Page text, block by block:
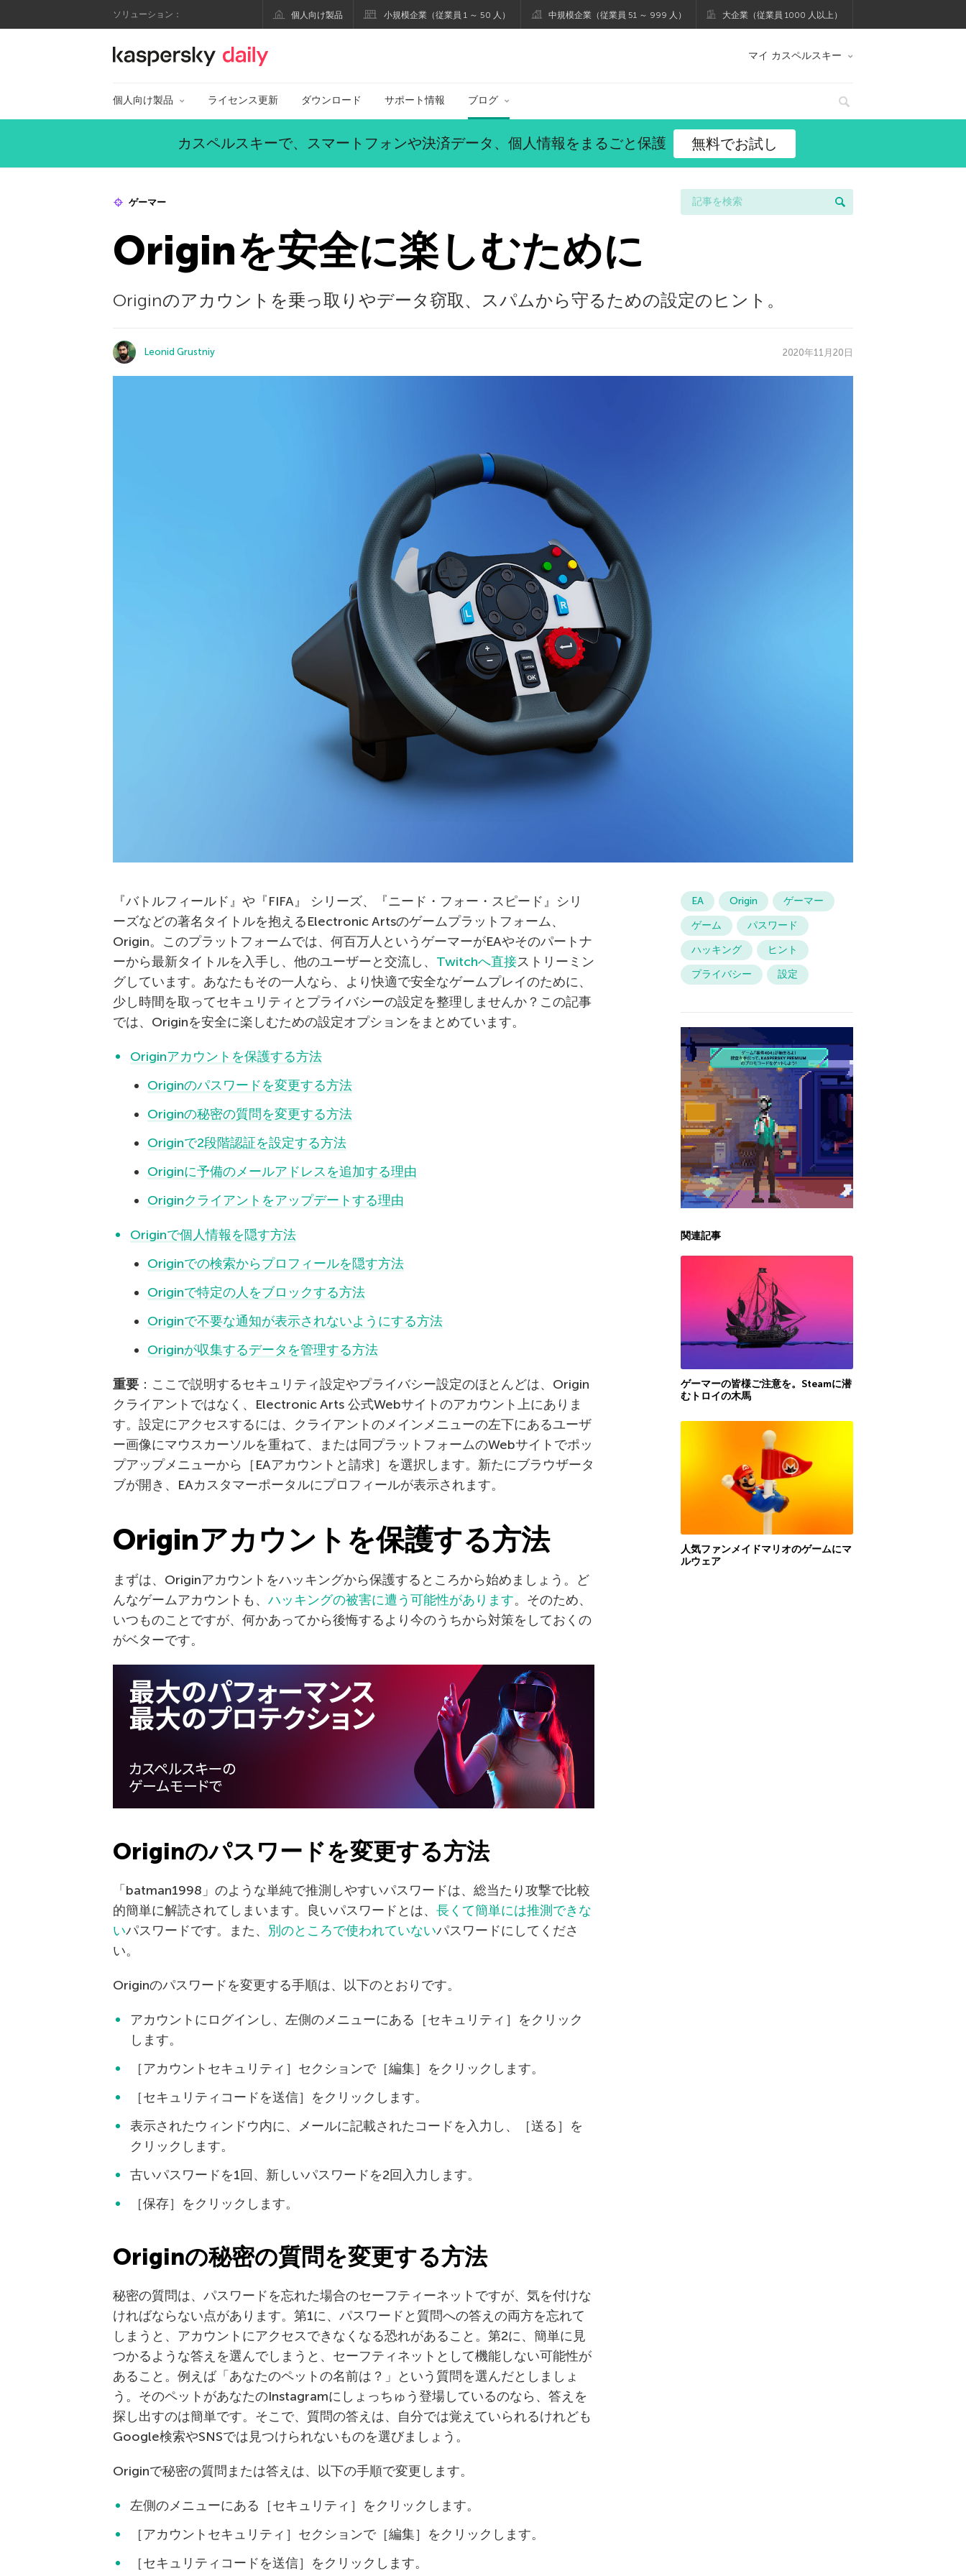
ソリューション： 個人向け製品 小規模企業（従業員 1 ～ 50 人） 中規模企業（従業員 51 ～ 999 人） 大企業（従業員 1000 人以上）
カスペルスキー公式ブログ マイ カスペルスキー
個人向け製品 ライセンス更新 ダウンロード サポート情報 ブログ
カスペルスキーで、スマートフォンや決済データ、個人情報をまるごと保護 無料でお試し
ゲーマー
Originを安全に楽しむために
Originのアカウントを乗っ取りやデータ窃取、スパムから守るための設定のヒント。
Leonid Grustniy 2020年11月20日
『バトルフィールド』や『FIFA』 シリーズ、『ニード・フォー・スピード』シリ
ーズなどの著名タイトルを抱えるElectronic Artsのゲームプラットフォーム、
Origin。このプラットフォームでは、何百万人というゲーマーがEAやそのパートナ
ーから最新タイトルを入手し、他のユーザーと交流し、 Twitchへ直接ストリーミン
グしています。あなたもその一人なら、より快適で安全なゲームプレイのために、
少し時間を取ってセキュリティとプライバシーの設定を整理しませんか？この記事
では、Originを安全に楽しむための設定オプションをまとめています。
Originアカウントを保護する方法
Originのパスワードを変更する方法
Originの秘密の質問を変更する方法
Originで2段階認証を設定する方法
Originに予備のメールアドレスを追加する理由
Originクライアントをアップデートする理由
Originで個人情報を隠す方法
Originでの検索からプロフィールを隠す方法
Originで特定の人をブロックする方法
Originで不要な通知が表示されないようにする方法
Originが収集するデータを管理する方法
重要 ：ここで説明するセキュリティ設定やプライバシー設定のほとんどは、Origin
クライアントではなく、Electronic Arts 公式Webサイトのアカウント上にありま
す。設定にアクセスするには、クライアントのメインメニューの左下にあるユーザ
ー画像にマウスカーソルを重ねて、または同プラットフォームのWebサイトでポッ
プアップメニューから［EAアカウントと請求］を選択します。新たにブラウザータ
ブが開き、EAカスタマーポータルにプロフィールが表示されます。
Originアカウントを保護する方法
まずは、Originアカウントをハッキングから保護するところから始めましょう。ど
んなゲームアカウントも、 ハッキングの被害に遭う可能性があります。そのため、
いつものことですが、何かあってから後悔するより今のうちから対策をしておくの
がベターです。
Originのパスワードを変更する方法
「batman1998」のような単純で推測しやすいパスワードは、総当たり攻撃で比較
的簡単に解読されてしまいます。良いパスワードとは、 長くて簡単には推測できな
いパスワードです。また、 別のところで使われていないパスワードにしてくださ
い。
Originのパスワードを変更する手順は、以下のとおりです。
アカウントにログインし、左側のメニューにある［セキュリティ］をクリック
します。
［アカウントセキュリティ］セクションで［編集］をクリックします。
［セキュリティコードを送信］をクリックします。
表示されたウィンドウ内に、メールに記載されたコードを入力し、［送る］を
クリックします。
古いパスワードを1回、新しいパスワードを2回入力します。
［保存］をクリックします。
Originの秘密の質問を変更する方法
秘密の質問は、パスワードを忘れた場合のセーフティーネットですが、気を付けな
ければならない点があります。第1に、パスワードと質問への答えの両方を忘れて
しまうと、アカウントにアクセスできなくなる恐れがあること。第2に、簡単に見
つかるような答えを選んでしまうと、セーフティネットとして機能しない可能性が
あること。例えば「あなたのペットの名前は？」という質問を選んだとしましょ
う。そのペットがあなたのInstagramにしょっちゅう登場しているのなら、答えを
探し出すのは簡単です。そこで、質問の答えは、自分では覚えていられるけれども
Google検索やSNSでは見つけられないものを選びましょう。
Originで秘密の質問または答えは、以下の手順で変更します。
左側のメニューにある［セキュリティ］をクリックします。
［アカウントセキュリティ］セクションで［編集］をクリックします。
［セキュリティコードを送信］をクリックします。
EA Origin
ゲーマー
ゲーム
パスワード
ハッキング
ヒント
プライバシー
設定
関連記事
ゲーマーの皆様ご注意を。Steamに潜
むトロイの木馬
人気ファンメイドマリオのゲームにマ
ルウェア